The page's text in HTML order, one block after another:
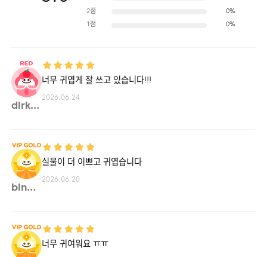
2점 0%
1점 0%
dlrkd**
너무 귀엽게 잘 쓰고 있습니다!!!
2026.06.24
bingo**
실물이 더 이쁘고 귀엽습니다
2026.06.20
너무 귀여워요 ㅠㅠ